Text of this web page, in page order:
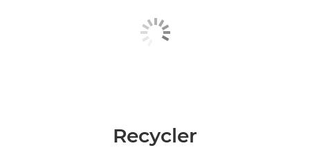
Recycler